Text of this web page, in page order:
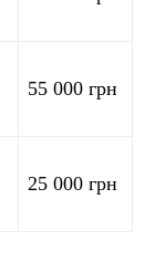
55 000 грн
25 000 грн